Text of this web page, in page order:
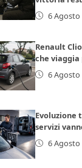
6 Agosto
Renault
che
6 Agosto
Evoluzione
servizi
6 Agosto